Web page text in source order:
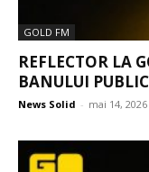
GOLD FM
REFLECTOR LA
BANULUI
News Solid - mai 14, 2026